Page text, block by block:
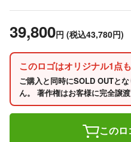
39,800円 (税込43,780円)
このロゴはオリジナル1点
ご購入と同時にSOLD OUTと
ん。 著作権はお客様に完全譲渡
このロ